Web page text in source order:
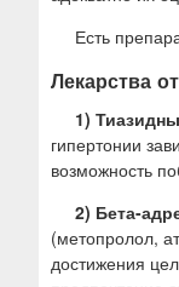
Есть
Лекарства
1)
гипертонии
возможность
2) Бета-
(метопролол,
достижения